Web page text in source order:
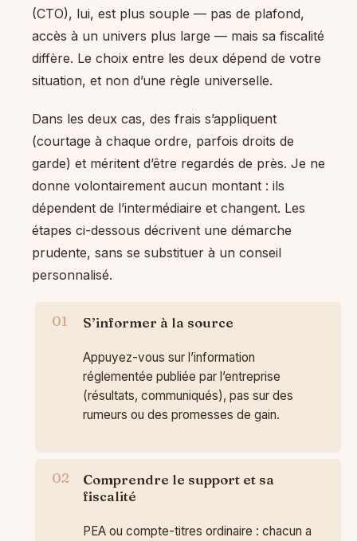
(CTO), lui, est plus souple — pas de plafond,
accès à un univers plus large — mais sa fiscalité
diffère. Le choix entre les deux dépend de votre
situation, et non d’une règle universelle.
Dans les deux cas, des frais s’appliquent
(courtage à chaque ordre, parfois droits de
garde) et méritent d’être regardés de près. Je ne
donne volontairement aucun montant : ils
dépendent de l’intermédiaire et changent. Les
étapes ci-dessous décrivent une démarche
prudente, sans se substituer à un conseil
personnalisé.
S’informer à la source
Appuyez-vous sur l’information
réglementée publiée par l’entreprise
(résultats, communiqués), pas sur des
rumeurs ou des promesses de gain.
Comprendre le support et sa
fiscalité
PEA ou compte-titres ordinaire : chacun a